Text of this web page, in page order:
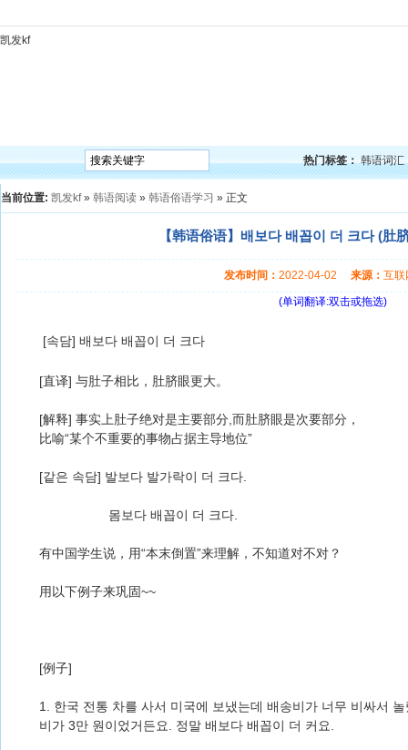
凯发kf
热门标签： 韩语词汇
当前位置: 凯发kf» 韩语阅读 » 韩语俗语学习 » 正文
【韩语俗语】배보다 배꼽이 더 크다 (肚
发布时间： 2022-04-02 来源： 互
(单词翻译:双击或拖选)
[속담] 배보다 배꼽이 더 크다
[直译] 与肚子相比，肚脐眼更大。
[解释] 事实上肚子绝对是主要部分,而肚脐眼是次要部分，
比喻“某个不重要的事物占据主导地位”
[같은 속담] 발보다 발가락이 더 크다.
몸보다 배꼽이 더 크다.
有中国学生说，用“本末倒置”来理解，不知道对不对？
用以下例子来巩固~~
[例子]
1. 한국 전통 차를 사서 미국에 보냈는데 배송비가 너무 비싸서
비가 3만 원이었거든요. 정말 배보다 배꼽이 더 커요.